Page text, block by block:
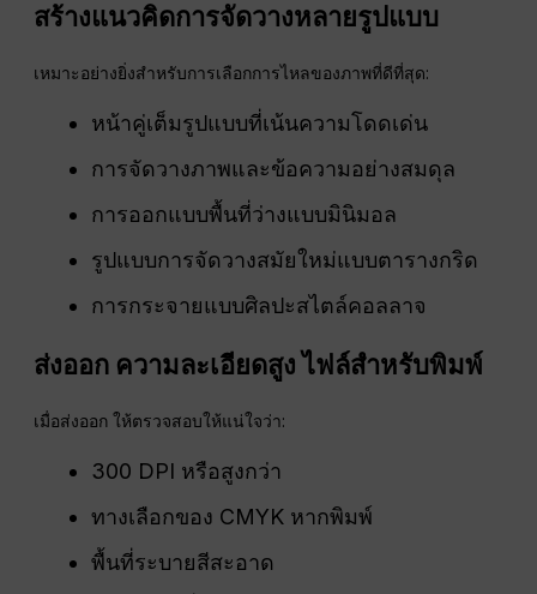
สร้างแนวคิดการจัดวางหลายรูปแบบ
เหมาะอย่างยิ่งสำหรับการเลือกการไหลของภาพที่ดีที่สุด:
หน้าคู่เต็มรูปแบบที่เน้นความโดดเด่น
การจัดวางภาพและข้อความอย่างสมดุล
การออกแบบพื้นที่ว่างแบบมินิมอล
รูปแบบการจัดวางสมัยใหม่แบบตารางกริด
การกระจายแบบศิลปะสไตล์คอลลาจ
ส่งออก ความละเอียดสูงไฟล์สำหรับพิมพ์
เมื่อส่งออก ให้ตรวจสอบให้แน่ใจว่า:
300 DPI หรือสูงกว่า
ทางเลือกของ CMYK หากพิมพ์
พื้นที่ระบายสีสะอาด